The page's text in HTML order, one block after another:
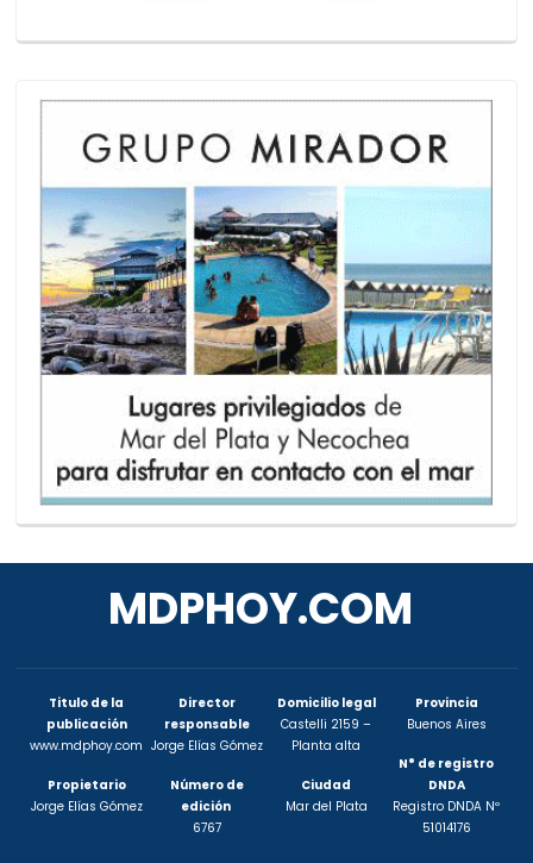
MDPHOY.COM
Titulo de la
publicación
www.mdphoy.com
Propietario
Jorge Elías Gómez
Director
responsable
Jorge Elías Gómez
Número de
edición
6767
Domicilio legal
Castelli 2159 –
Planta alta
Ciudad
Mar del Plata
Provincia
Buenos Aires
N° de registro
DNDA
Registro DNDA Nº
51014176